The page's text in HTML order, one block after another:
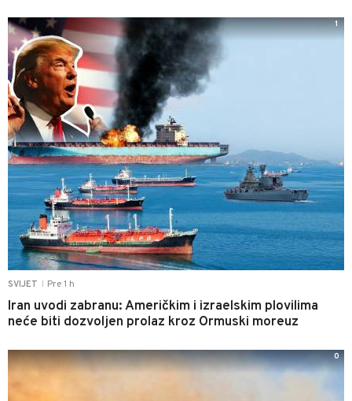
SVIJET Pre 1 h
Iran uvodi zabranu: Američkim i izraelskim plovilima
neće biti dozvoljen prolaz kroz Ormuski moreuz
1
0